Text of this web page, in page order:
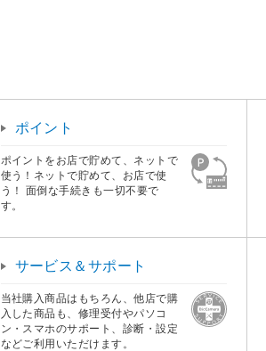
ポイント
ポイントをお店で貯めて、ネットで
使う！ネットで貯めて、お店で使
う！ 面倒な手続きも一切不要で
す。
サービス＆サポート
当社購入商品はもちろん、他店で購
入した商品も、修理受付やパソコ
ン・スマホのサポート、診断・設定
などご利用いただけます。